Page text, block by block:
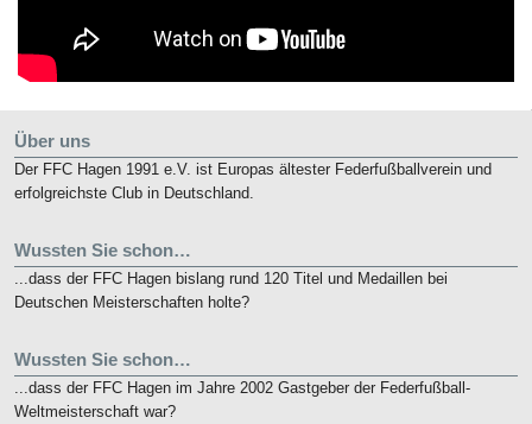
Über uns
Der FFC Hagen 1991 e.V. ist Europas ältester Federfußballverein und
erfolgreichste Club in Deutschland.
Wussten Sie schon…
...dass der FFC Hagen bislang rund 120 Titel und Medaillen bei
Deutschen Meisterschaften holte?
Wussten Sie schon…
...dass der FFC Hagen im Jahre 2002 Gastgeber der Federfußball-
Weltmeisterschaft war?